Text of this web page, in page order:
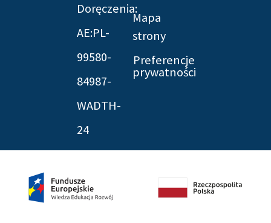
Doręczenia:
AE:PL-
99580-
84987-
WADTH-
24
Mapa
strony
Preferencje
prywatności